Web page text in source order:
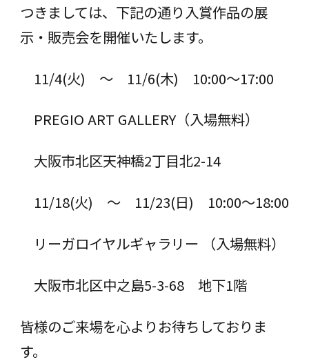
つきましては、下記の通り入賞作品の展
示・販売会を開催いたします。
11/4(火) ～ 11/6(木) 10:00～17:00
PREGIO ART GALLERY（入場無料）
大阪市北区天神橋2丁目北2-14
11/18(火) ～ 11/23(日) 10:00～18:00
リーガロイヤルギャラリー （入場無料）
大阪市北区中之島5-3-68 地下1階
皆様のご来場を心よりお待ちしておりま
す。